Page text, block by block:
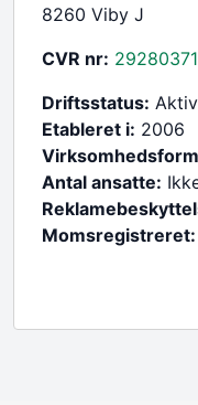
8260 Viby J
CVR nr: 29280371
Driftsstatus: Aktiv
Etableret i: 2006
Antal ansatte:
Momsregistreret: